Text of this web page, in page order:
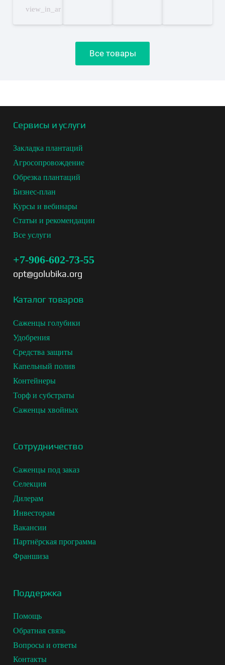
view_in_ar
Все товары
Сервисы и услуги
Закладка плантаций
Агросопровождение
Обрезка плантаций
Бизнес-план
Курсы и вебинары
Статьи и рекомендации
Все услуги
+7-906-602-73-55
opt@golubika.org
Каталог товаров
Саженцы голубики
Удобрения
Средства защиты
Капельный полив
Контейнеры
Торф и субстраты
Саженцы хвойных
Сотрудничество
Саженцы под заказ
Селекция
Дилерам
Инвесторам
Вакансии
Партнёрская программа
Франшиза
Поддержка
Помощь
Обратная связь
Вопросы и ответы
Контакты